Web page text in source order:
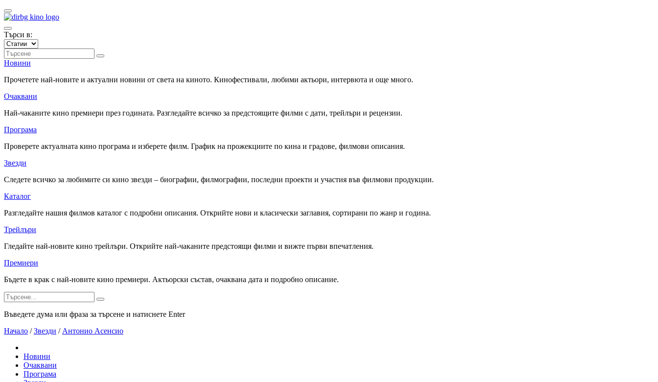
Търси в:
Новини
Прочетете най-новите и актуални новини от света на киното. Кинофестивали, любими актьори, интервюта и още много.
Очаквани
Най-чаканите кино премиери през годината. Разгледайте всичко за предстоящите филми с дати, трейлъри и рецензии.
Програма
Проверете актуалната кино програма и изберете филм. График на прожекциите по кина и градове, филмови описания.
Звезди
Следете всичко за любимите си кино звезди – биографии, филмографии, последни проекти и участия във филмови продукции.
Каталог
Разгледайте нашия филмов каталог с подробни описания. Открийте нови и класически заглавия, сортирани по жанр и година.
Трейлъри
Гледайте най-новите кино трейлъри. Открийте най-чаканите предстоящи филми и вижте първи впечатления.
Премиери
Бъдете в крак с най-новите кино премиери. Актьорски състав, очаквана дата и подробно описание.
Въведете дума или фраза за търсене и натиснете Enter
Начало / Звезди / Антонио Асенсио
Новини
Очаквани
Програма